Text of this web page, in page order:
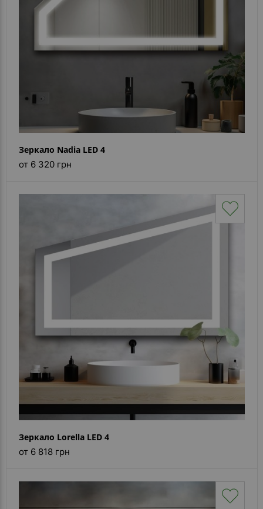
Зеркало Nadia LED 4
от 6 320 грн
Зеркало Lorella LED 4
от 6 818 грн